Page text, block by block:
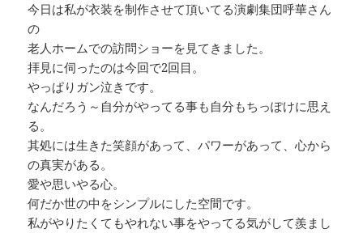
今日は私が衣装を制作させて頂いてる演劇集団呼華さん
の
老人ホームでの訪問ショーを見てきました。
拝見に伺ったのは今回で2回目。
やっぱりガン泣きです。
なんだろう～自分がやってる事も自分もちっぽけに思え
る。
其処には生きた笑顔があって、パワーがあって、心から
の真実がある。
愛や思いやる心。
何だか世の中をシンプルにした空間です。
私がやりたくてもやれない事をやってる気がして羨まし